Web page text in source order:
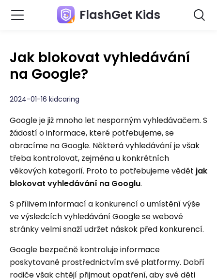
FlashGet Kids
Jak blokovat vyhledávání
na Google?
2024-01-16 kidcaring
Google je již mnoho let nesporným vyhledávačem. S
žádostí o informace, které potřebujeme, se
obracíme na Google. Některá vyhledávání je však
třeba kontrolovat, zejména u konkrétních
věkových kategorií. Proto to potřebujeme vědět jak
blokovat vyhledávání na Googlu.
S přílivem informací a konkurencí o umístění výše
ve výsledcích vyhledávání Google se webové
stránky velmi snaží udržet náskok před konkurencí.
Google bezpečně kontroluje informace
poskytované prostřednictvím své platformy. Dobří
rodiče však chtějí přijmout opatření, aby své děti